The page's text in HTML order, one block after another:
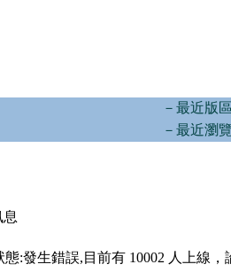
－最近版
－最近瀏
態:發生錯誤,目前有 10002 人上線